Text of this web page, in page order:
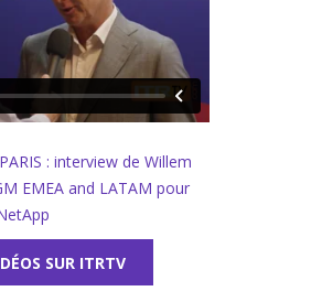
: interview de Willem
EMEA and LATAM pour
SUR ITRTV